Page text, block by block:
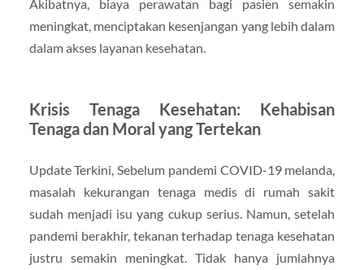
Akibatnya, biaya perawatan bagi pasien semakin
meningkat, menciptakan kesenjangan yang lebih dalam
dalam akses layanan kesehatan.
Krisis Tenaga Kesehatan: Kehabisan
Tenaga dan Moral yang Tertekan
Update Terkini, Sebelum pandemi COVID-19 melanda,
masalah kekurangan tenaga medis di rumah sakit
sudah menjadi isu yang cukup serius. Namun, setelah
pandemi berakhir, tekanan terhadap tenaga kesehatan
justru semakin meningkat. Tidak hanya jumlahnya